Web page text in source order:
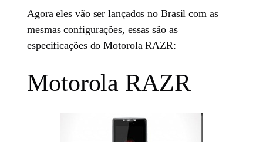
Agora eles vão ser lançados no Brasil com as
mesmas configurações, essas são as
especificações do Motorola RAZR:
Motorola RAZR